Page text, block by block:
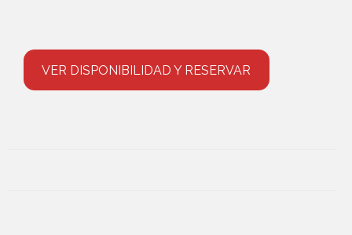
VER DISPONIBILIDAD Y RESERVAR